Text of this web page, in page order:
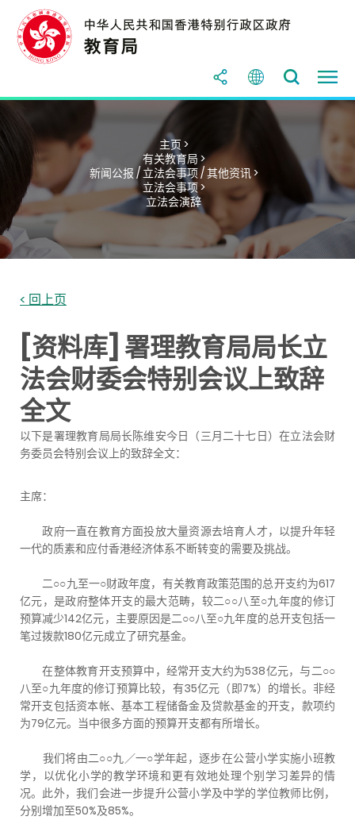
主页 >
有关教育局 >
新闻公报 / 立法会事项 / 其他资讯 >
立法会事项 >
立法会演辞
< 回上页
[资料库] 署理教育局局长立
法会财委会特别会议上致辞
全文
以下是署理教育局局长陈维安今日（三月二十七日）在立法会财
务委员会特别会议上的致辞全文：
主席：
政府一直在教育方面投放大量资源去培育人才，以提升年轻
一代的质素和应付香港经济体系不断转变的需要及挑战。
二○○九至一○财政年度，有关教育政策范围的总开支约为617
亿元，是政府整体开支的最大范畴，较二○○八至○九年度的修订
预算减少142亿元，主要原因是二○○八至○九年度的总开支包括一
笔过拨款180亿元成立了研究基金。
在整体教育开支预算中，经常开支大约为538亿元，与二○○
八至○九年度的修订预算比较，有35亿元（即7%）的增长。非经
常开支包括资本帐、基本工程储备金及贷款基金的开支，款项约
为79亿元。当中很多方面的预算开支都有所增长。
我们将由二○○九／一○学年起，逐步在公营小学实施小班教
学，以优化小学的教学环境和更有效地处理个别学习差异的情
况。此外，我们会进一步提升公营小学及中学的学位教师比例，
分别增加至50%及85%。